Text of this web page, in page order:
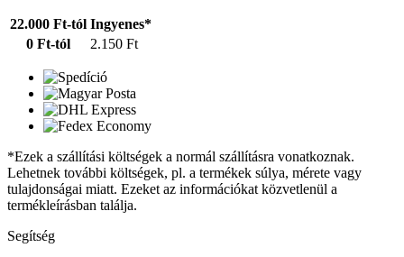
22.000 Ft-tól Ingyenes*
0 Ft-tól
2.150 Ft
*Ezek a szállítási költségek a normál szállításra vonatkoznak.
Lehetnek további költségek, pl. a termékek súlya, mérete vagy
tulajdonságai miatt. Ezeket az információkat közvetlenül a
termékleírásban találja.
Segítség